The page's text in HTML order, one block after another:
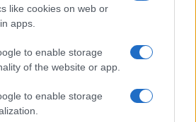
like cookies on web or
apps.
to enable storage
of the website or app.
to enable storage
Tempo, 8 agosto 2026